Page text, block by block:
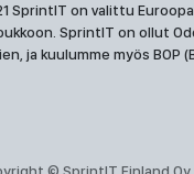
SprintIT on valittu
SprintIT on ollut
ja kuulumme myös BOP
© SprintIT Finland Oy